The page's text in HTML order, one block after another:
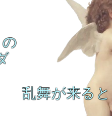
乱舞が来ると
の